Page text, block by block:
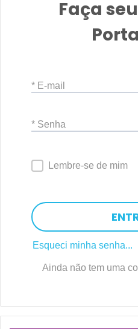
Faça
* E-mail
* Senha
Lembre-se de mim
Esqueci minha senha...
Ainda não tem uma